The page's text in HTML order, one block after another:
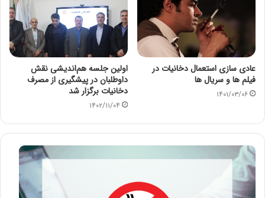
عادی سازی استعمال دخانیات در
فیلم ها و سریال ها
۱۴۰۱/۰۳/۰۶
اولین جلسه هم‌اندیشی نقش
داوطلبان در پیشگیری از مصرف
دخانیات برگزار شد
۱۴۰۲/۱۱/۰۴